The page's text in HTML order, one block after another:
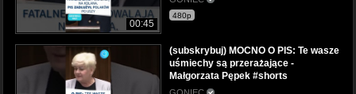
00:45
480p
(subskrybuj) MOCNO O PIS: Te wasze
uśmiechy są przerażające -
Małgorzata Pępek #shorts